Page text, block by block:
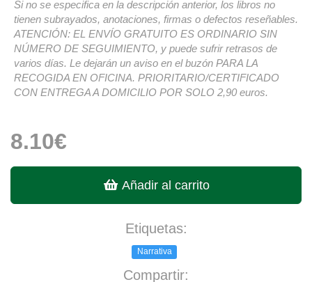
Si no se especifica en la descripción anterior, los libros no
tienen subrayados, anotaciones, firmas o defectos reseñables.
ATENCIÓN: EL ENVÍO GRATUITO ES ORDINARIO SIN
NÚMERO DE SEGUIMIENTO, y puede sufrir retrasos de
varios días. Le dejarán un aviso en el buzón PARA LA
RECOGIDA EN OFICINA. PRIORITARIO/CERTIFICADO
CON ENTREGA A DOMICILIO POR SOLO 2,90 euros.
8.10€
Añadir al carrito
Etiquetas:
Narrativa
Compartir: